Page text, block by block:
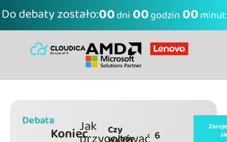
Do debaty zostało:00dni 00godzin 00minut
Debata
KoniecJak Czy
wybór
6